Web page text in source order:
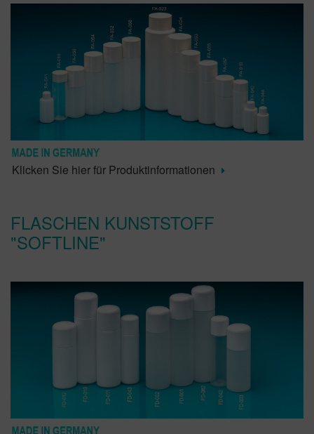
Klicken Sie hier für Produktinformationen
FLASCHEN KUNSTSTOFF
"SOFTLINE"